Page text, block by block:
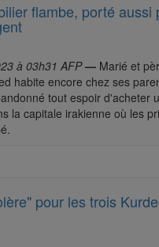
flambe, porté aussi
à 03h31 AFP — Marié et
habite encore chez ses
tout espoir d'acheter
la capitale irakienne où les
pour les trois